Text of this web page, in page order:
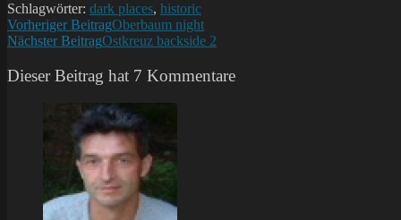
Schlagwörter: dark places, historic
Weitere
Artikel
ansehen
Vorheriger BeitragOberbaum night
Nächster BeitragOstkreuz backside 2
Dieser Beitrag hat 7 Kommentare